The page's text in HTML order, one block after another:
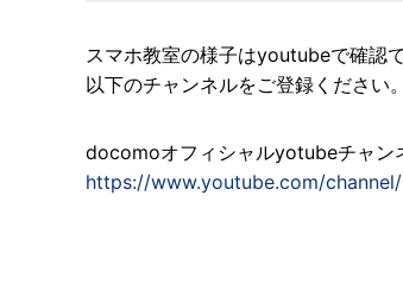
スマホ教室の様子はyoutubeで確認で
以下のチャンネルをご登録ください。
docomoオフィシャルyotubeチャン
https://www.youtube.com/channel/